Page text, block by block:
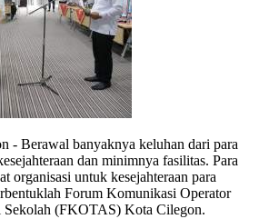
- Berawal banyaknya keluhan dari para
dan minimnya fasilitas. Para
organisasi untuk kesejahteraan para
Forum Komunikasi Operator
Sekolah (FKOTAS) Kota Cilegon.